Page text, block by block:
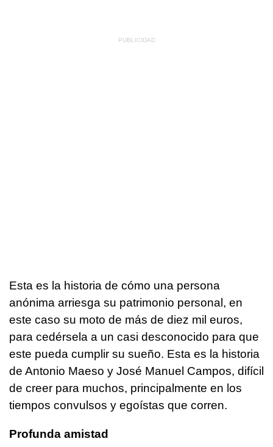
Esta es la historia de cómo una persona
anónima arriesga su patrimonio personal, en
este caso su moto de más de diez mil euros,
para cedérsela a un casi desconocido para que
este pueda cumplir su sueño. Esta es la historia
de Antonio Maeso y José Manuel Campos, difícil
de creer para muchos, principalmente en los
tiempos convulsos y egoístas que corren.
Profunda amistad